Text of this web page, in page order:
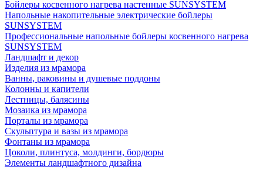
Бойлеры косвенного нагрева настенные SUNSYSTEM
Напольные накопительные электрические бойлеры
SUNSYSTEM
Профессиональные напольные бойлеры косвенного нагрева
SUNSYSTEM
Ландшафт и декор
Изделия из мрамора
Ванны, раковины и душевые поддоны
Колонны и капители
Лестницы, балясины
Мозаика из мрамора
Порталы из мрамора
Скульптура и вазы из мрамора
Фонтаны из мрамора
Цоколи, плинтуса, молдинги, бордюры
Элементы ландшафтного дизайна